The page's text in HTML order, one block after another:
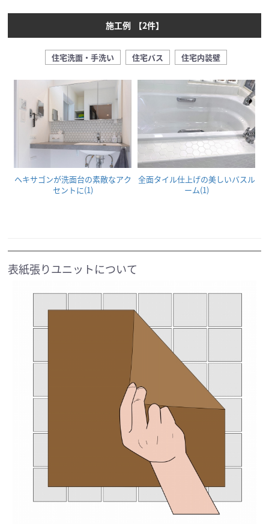
施工例 【2件】
住宅洗面・手洗い 住宅バス 住宅内装壁
ヘキサゴンが洗面台の素敵なアク
セントに(1)
全面タイル仕上げの美しいバスル
ーム(1)
表紙張りユニットについて